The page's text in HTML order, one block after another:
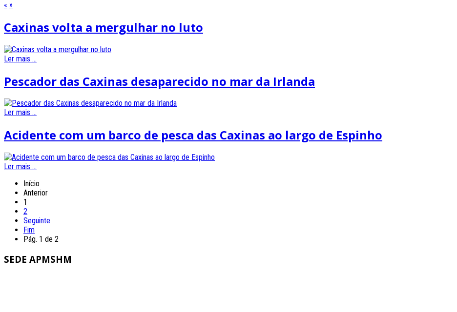
« »
Caxinas volta a mergulhar no luto
Ler mais ...
Pescador das Caxinas desaparecido no mar da Irlanda
Ler mais ...
Acidente com um barco de pesca das Caxinas ao largo de Espinho
Ler mais ...
Início
Anterior
1
2
Seguinte
Fim
Pág. 1 de 2
SEDE APMSHM